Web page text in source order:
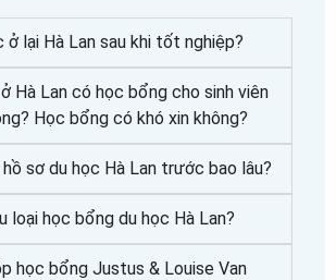
lại Hà Lan sau khi tốt nghiệp?
Hà Lan có học bổng cho sinh viên
Học bổng có khó xin không?
sơ du học Hà Lan trước bao lâu?
loại học bổng du học Hà Lan?
học bổng Justus & Louise Van